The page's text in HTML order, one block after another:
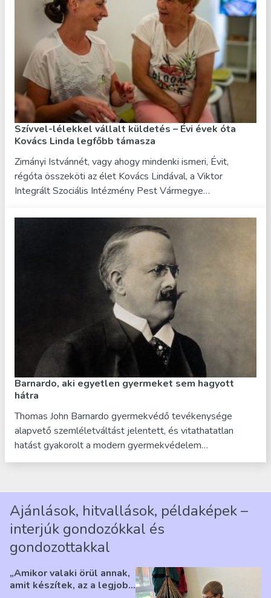
Szívvel-lélekkel vállalt küldetés – Évi évek óta
Kovács Linda legfőbb támasza
Zimányi Istvánnét, vagy ahogy mindenki ismeri, Évit,
régóta összeköti az élet Kovács Lindával, a Viktor
Integrált Szociális Intézmény Pest Vármegye…
Barnardo, aki egyetlen gyermeket sem hagyott
hátra
Thomas John Barnardo gyermekvédő tevékenysége
alapvető szemléletváltást jelentett, és vitathatatlan
hatást gyakorolt a modern gyermekvédelem…
Ajánlások, hitvallások, példaképek –
interjúk gondozókkal és
gondozottakkal
„Amikor valaki örül annak,
amit készítek, az a legjobb